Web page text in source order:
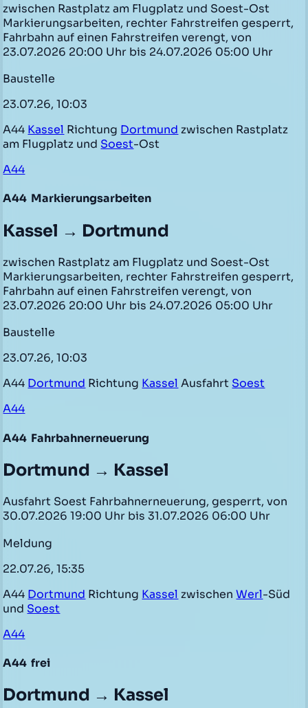
zwischen Rastplatz am Flugplatz und Soest-Ost
Markierungsarbeiten, rechter Fahrstreifen gesperrt,
Fahrbahn auf einen Fahrstreifen verengt, von
23.07.2026 20:00 Uhr bis 24.07.2026 05:00 Uhr
Baustelle
23.07.26, 10:03
A44 Kassel Richtung Dortmund zwischen Rastplatz
am Flugplatz und Soest-Ost
A44
A44 Markierungsarbeiten
Kassel → Dortmund
zwischen Rastplatz am Flugplatz und Soest-Ost
Markierungsarbeiten, rechter Fahrstreifen gesperrt,
Fahrbahn auf einen Fahrstreifen verengt, von
23.07.2026 20:00 Uhr bis 24.07.2026 05:00 Uhr
Baustelle
23.07.26, 10:03
A44 Dortmund Richtung Kassel Ausfahrt Soest
A44
A44 Fahrbahnerneuerung
Dortmund → Kassel
Ausfahrt Soest Fahrbahnerneuerung, gesperrt, von
30.07.2026 19:00 Uhr bis 31.07.2026 06:00 Uhr
Meldung
22.07.26, 15:35
A44 Dortmund Richtung Kassel zwischenWerl-Süd
und Soest
A44
A44 frei
Dortmund → Kassel